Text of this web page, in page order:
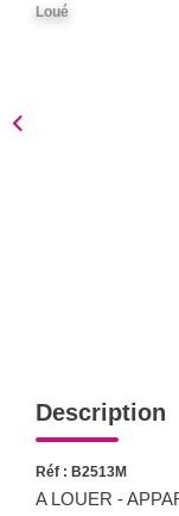
Loué
Description
Réf : B2513M
A LOUER -